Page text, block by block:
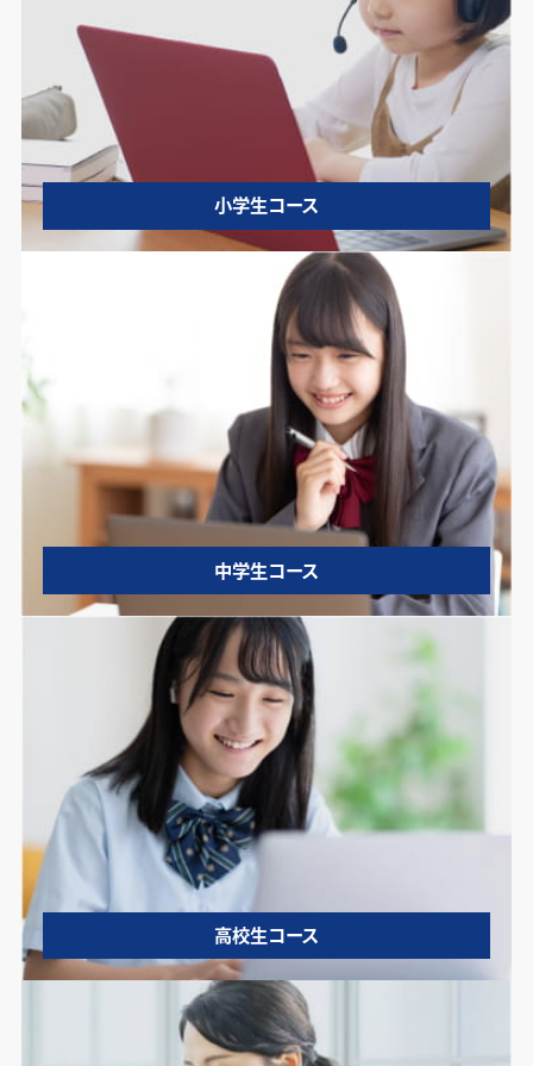
小学生コース
中学生コース
高校生コース